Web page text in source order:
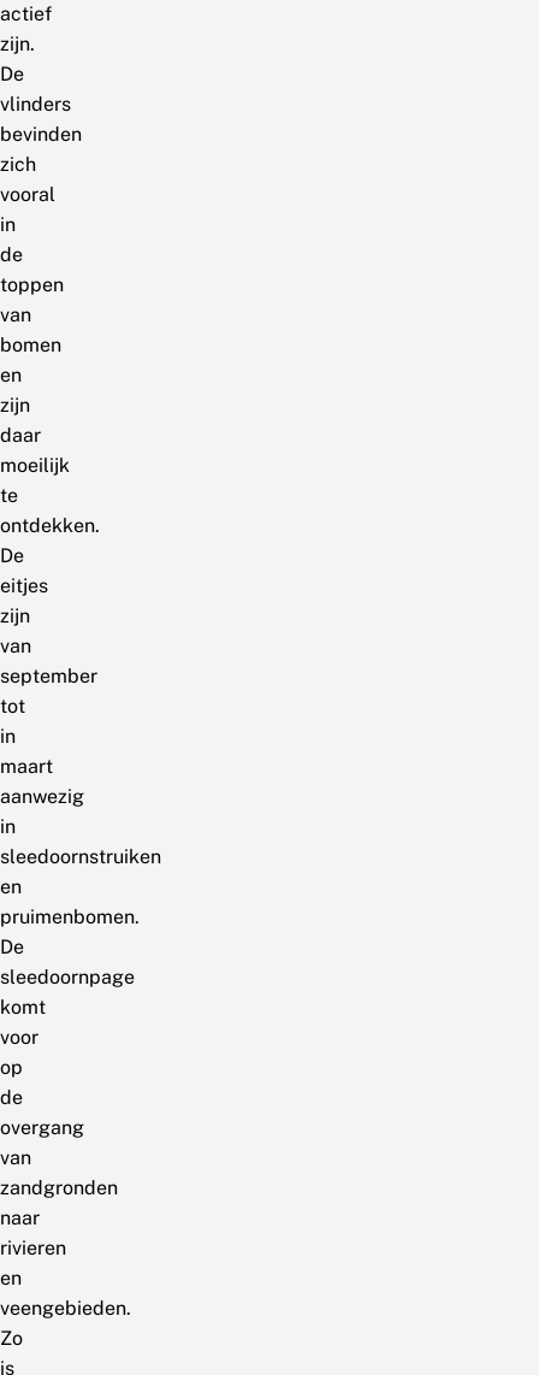
actief
zijn.
De
vlinders
bevinden
zich
vooral
in
de
toppen
van
bomen
en
zijn
daar
moeilijk
te
ontdekken.
De
eitjes
zijn
van
september
tot
in
maart
aanwezig
in
sleedoornstruiken
en
pruimenbomen.
De
sleedoornpage
komt
voor
op
de
overgang
van
zandgronden
naar
rivieren
en
veengebieden.
Zo
is